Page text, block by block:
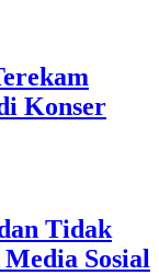
Konser
Tidak
Sosial